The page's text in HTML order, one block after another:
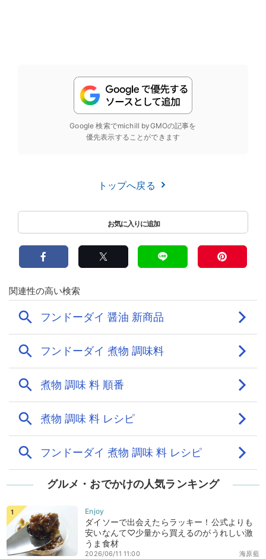
Google 検索でmichill byGMOの記事を
優先表示することができます
トップへ戻る
グルメ・おでかけの人気ランキング
ダイソーで出会えたらラッキー！公式よりも
安いなんて♡少量から買えるのがうれしい激
うま食材
海原藍
2026/06/11 11:00